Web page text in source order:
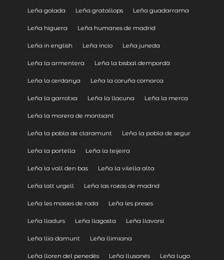
Leña golada Leña gratallops Leña guadarrama
Leña higuera Leña humanes de madrid
Leña in english Leña incio Leña juneda
Leña la armentera Leña la bisbal dempordà
Leña la cerdanya Leña la coruña comarca
Leña la garrotxa Leña la llacuna Leña la merca
Leña la morera de montsant
Leña la pobla de claramunt Leña la pobla de segur
Leña la portella Leña la teijeira
Leña la vall den bas Leña la vilella alta
Leña lalt urgell Leña las rozas de madrid
Leña les masies de roda Leña les preses
Leña lladurs Leña llagosta Leña llavorsí
Leña llia damunt Leña llimiana
Leña lloren del penedès Leña llusanés Leña lugo